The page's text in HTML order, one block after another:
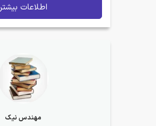
اطلاعات بیشتر
مهندس نیک